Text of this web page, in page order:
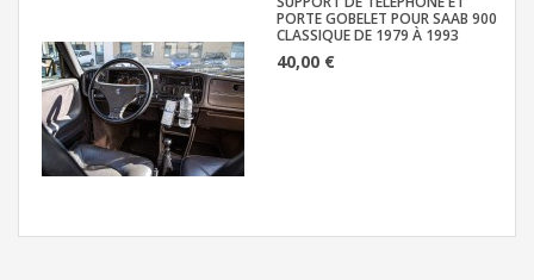
PORTE GOBELET POUR SAAB 900
CLASSIQUE DE 1979 À 1993
40,00 €